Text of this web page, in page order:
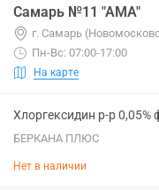
Самарь №11 "АМА"
г. Самарь
Пн-Вс: 07:00-17:00
На карте
Хлоргексидин р-р
БЕРКАНА ПЛЮС
Нет в наличии